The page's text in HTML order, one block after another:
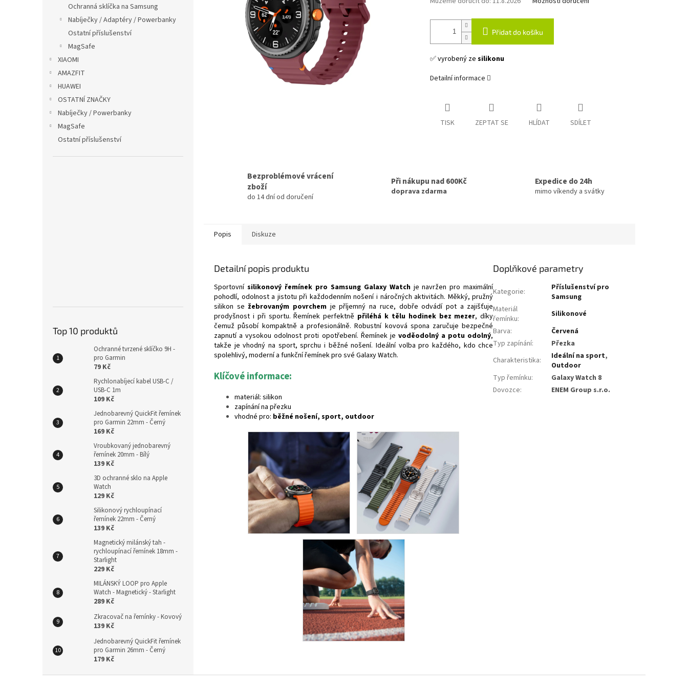
Ochranná sklíčka na Samsung
Nabíječky / Adaptéry / Powerbanky
Ostatní příslušenství
MagSafe
XIAOMI
AMAZFIT
HUAWEI
OSTATNÍ ZNAČKY
Nabíječky / Powerbanky
MagSafe
Ostatní příslušenství
Top 10 produktů
Ochranné tvrzené sklíčko 9H -
pro Garmin
79 Kč
Rychlonabíjecí kabel USB-C /
USB-C 1m
109 Kč
Jednobarevný QuickFit řemínek
pro Garmin 22mm - Černý
169 Kč
Vroubkovaný jednobarevný
řemínek 20mm - Bílý
139 Kč
3D ochranné sklo na Apple
Watch
129 Kč
Silikonový rychloupínací
řemínek 22mm - Černý
139 Kč
Magnetický milánský tah -
rychloupínací řemínek 18mm -
Starlight
229 Kč
MILÁNSKÝ LOOP pro Apple
Watch - Magnetický - Starlight
289 Kč
Zkracovač na řemínky - Kovový
139 Kč
Jednobarevný QuickFit řemínek
pro Garmin 26mm - Černý
179 Kč
Přidat do košíku
✅ vyrobený ze silikonu
Detailní informace
TISK ZEPTAT SE HLÍDAT SDÍLET
Bezproblémové vrácení
zboží
do 14 dní od doručení
Při nákupu nad 600Kč
doprava zdarma
Expedice do 24h
mimo víkendy a svátky
Popis Diskuze
Detailní popis produktu
Sportovní silikonový řemínek pro Samsung Galaxy Watchje navržen pro maximální
pohodlí, odolnost a jistotu při každodenním nošení i náročných aktivitách. Měkký, pružný
silikon se žebrovaným povrchem je příjemný na ruce, dobře odvádí pot a zajišťuje
prodyšnost i při sportu. Řemínek perfektně přiléhá k tělu hodinek bez mezer, díky
čemuž působí kompaktně a profesionálně. Robustní kovová spona zaručuje bezpečné
zapnutí a vysokou odolnost proti opotřebení. Řemínek je voděodolný a potu odolný,
takže je vhodný na sport, sprchu i běžné nošení. Ideální volba pro každého, kdo chce
spolehlivý, moderní a funkční řemínek pro své Galaxy Watch.
Klíčové informace:
materiál: silikon
zapínání na přezku
vhodné pro: běžné nošení, sport, outdoor
Doplňkové parametry
Kategorie:
Příslušenství pro
Samsung
Materiál
řemínku:
Silikonové
Barva:
Červená
Typ zapínání:
Přezka
Charakteristika: Ideální na sport,
Outdoor
Typ řemínku:
Galaxy Watch 8
Dovozce: ENEM Group s.r.o.